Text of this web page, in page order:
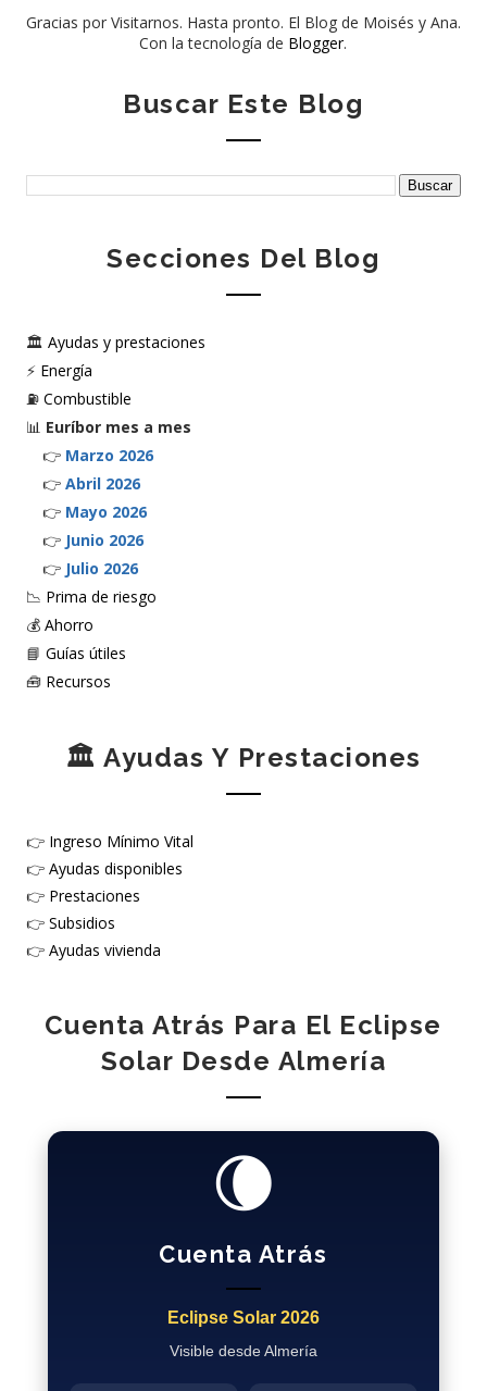
Gracias por Visitarnos. Hasta pronto. El Blog de Moisés y Ana.
Con la tecnología de Blogger.
Buscar Este Blog
Secciones Del Blog
🏛️ Ayudas y prestaciones
⚡ Energía
⛽ Combustible
📊 Euríbor mes a mes
👉 Marzo 2026
👉 Abril 2026
👉 Mayo 2026
👉 Junio 2026
👉 Julio 2026
📉 Prima de riesgo
💰 Ahorro
📘 Guías útiles
🧰 Recursos
🏛️ Ayudas Y Prestaciones
👉 Ingreso Mínimo Vital
👉 Ayudas disponibles
👉 Prestaciones
👉 Subsidios
👉 Ayudas vivienda
Cuenta Atrás Para El Eclipse
Solar Desde Almería
🌘
Cuenta Atrás
Eclipse Solar 2026
Visible desde Almería